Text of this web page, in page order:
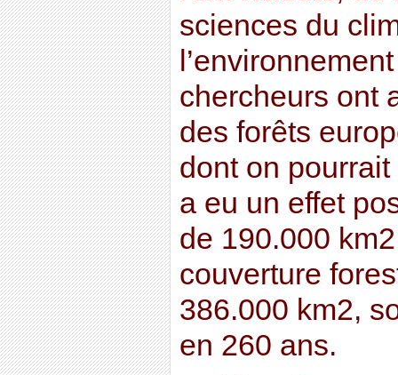
sciences du
chercheurs ont
des forêts
dont on
a eu un effet
de 190.000
couverture
386.000 km2,
en 260 ans.